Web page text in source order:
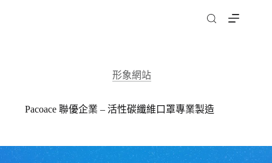
形象網站
Pacoace 聯優企業 – 活性碳纖維口罩專業製造